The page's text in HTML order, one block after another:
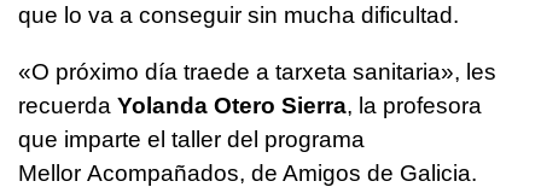
que lo va a conseguir sin mucha dificultad.
«O próximo día traede a tarxeta sanitaria», les
recuerda Yolanda Otero Sierra, la profesora
que imparte el taller del programa
Mellor Acompañados, de Amigos de Galicia.